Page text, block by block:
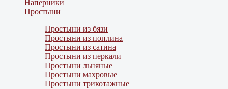
Наперники
Простыни
Простыни из бязи
Простыни из поплина
Простыни из сатина
Простыни из перкали
Простыни льняные
Простыни махровые
Простыни трикотажные